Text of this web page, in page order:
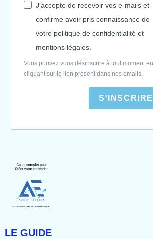
J'accepte de recevoir vos e-mails et
confirme avoir pris connaissance de
votre politique de confidentialité et
mentions légales.
Vous pouvez vous désinscrire à tout moment en
cliquant sur le lien présent dans nos emails.
S'INSCRIRE
LE GUIDE